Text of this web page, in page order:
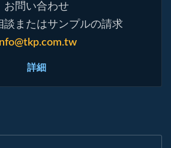
お問い合わせ
談またはサンプルの請求
詳細